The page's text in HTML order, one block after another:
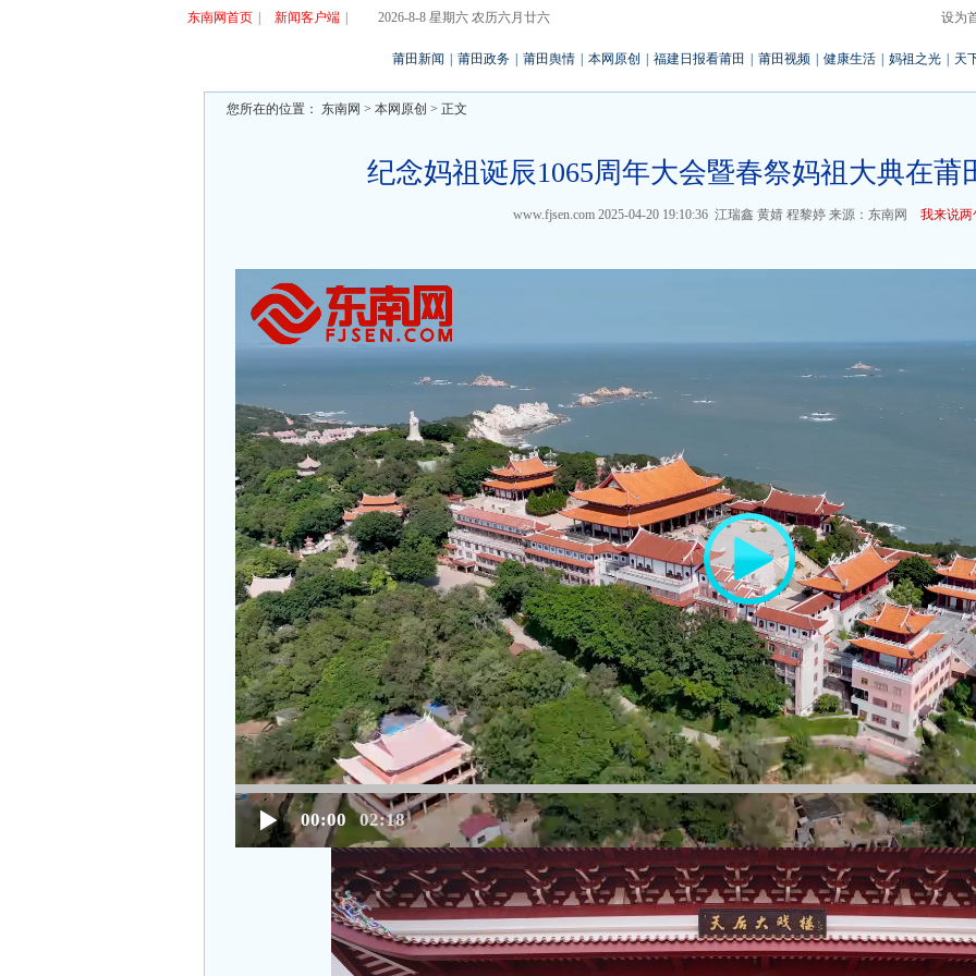
东南网首页 新闻客户端 2026-8-8 星期六 农历六月廿六 设为
莆田新闻 莆田政务 莆田舆情 本网原创 福建日报看莆田 莆田视频 健康生活 妈祖之光 天
您所在的位置： 东南网 > 本网原创 > 正文
纪念妈祖诞辰1065周年大会暨春祭妈祖大典在莆
www.fjsen.com 2025-04-20 19:10:36 江瑞鑫 黄婧 程黎婷 来源：东南网 我来说两
00:00 02:18